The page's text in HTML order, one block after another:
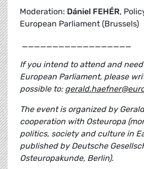
Moderation: Dániel FEHÉR,
European Parliament (Brussels)
__________________
If you intend to attend and
European Parliament, please
possible to:
The event is organized by
cooperation with Osteuropa
politics, society and culture in
published by Deutsche
Osteuropakunde, Berlin).